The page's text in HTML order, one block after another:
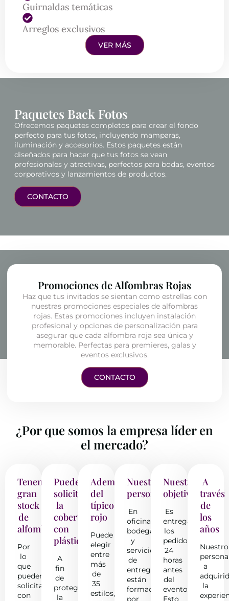
Guirnaldas temáticas
Arreglos exclusivos
VER MÁS
Paquetes Back Fotos
Ofrecemos paquetes completos para crear el fondo
perfecto para tus fotos, incluyendo mamparas,
iluminación y accesorios. Estos paquetes están
diseñados para hacer que tus fotos se vean
profesionales y atractivas, perfectos para bodas, eventos
corporativos y lanzamientos de productos.
CONTACTO
Promociones de Alfombras Rojas
Haz que tus invitados se sientan como estrellas con
nuestras promociones especiales de alfombras
rojas. Estas promociones incluyen instalación
profesional y opciones de personalización para
asegurar que cada alfombra roja sea única y
memorable. Perfectas para premieres, galas y
eventos exclusivos.
CONTACTO
¿Por que somos la empresa líder en
el mercado?
Tenemos
gran
stock
de
alfombras
Por
lo
que
pueden
solicitarnos
con
Puede
solicitar
la
cobertura
con
plástico
A
fin
de
proteger
la
Además
del
típico
rojo
Puede
elegir
entre
más
de
35
estilos,
Nuestro
personal
En
oficina,
bodega
y
servicio
de
entrega
están
formados
por
Nuestro
objetivo
Es
entregar
los
pedidos
24
horas
antes
del
evento.
Esto
A
través
de
los
años
Nuestro
a
la